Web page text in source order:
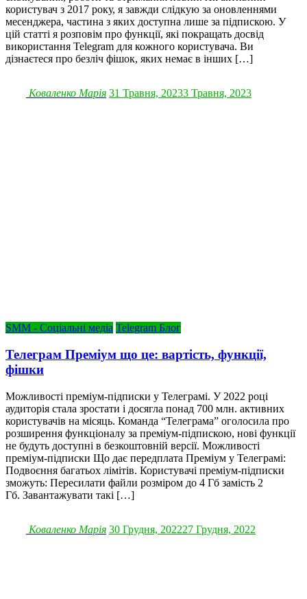
користувач з 2017 року, я завжди слідкую за оновленнями
месенджера, частина з яких доступна лише за підпискою. У
цій статті я розповім про функції, які покращать досвід
використання Telegram для кожного користувача. Ви
дізнаєтеся про безліч фішок, яких немає в інших […]
Коваленко Марія 31 Травня, 20233 Травня, 2023
SMM - Соціальні медіа Telegram Блог
Телеграм Преміум що це: вартість, функції,
фішки
Можливості преміум-підписки у Телеграмі. У 2022 році
аудиторія стала зростати і досягла понад 700 млн. активних
користувачів на місяць. Команда “Телеграма” оголосила про
розширення функціоналу за преміум-підпискою, нові функції
не будуть доступні в безкоштовній версії. Можливості
преміум-підписки Що дає передплата Преміум у Телеграмі:
Подвоєння багатьох лімітів. Користувачі преміум-підписки
зможуть: Пересилати файли розміром до 4 Гб замість 2
Гб. Завантажувати такі […]
Коваленко Марія 30 Грудня, 202227 Грудня, 2022